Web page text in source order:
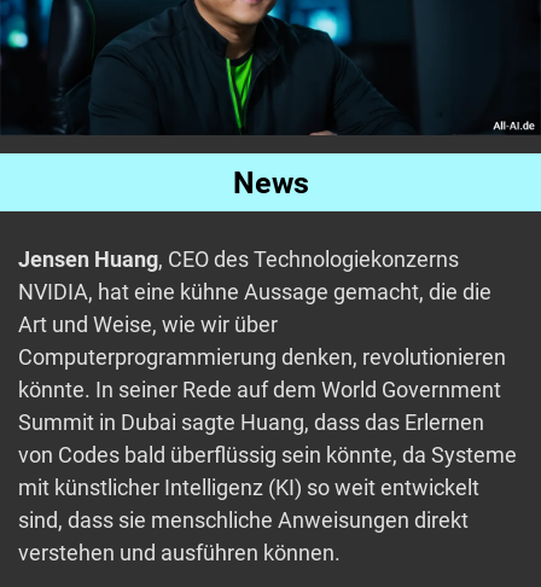
News
Jensen Huang, CEO des Technologiekonzerns
NVIDIA, hat eine kühne Aussage gemacht, die die
Art und Weise, wie wir über
Computerprogrammierung denken, revolutionieren
könnte. In seiner Rede auf dem World Government
Summit in Dubai sagte Huang, dass das Erlernen
von Codes bald überflüssig sein könnte, da Systeme
mit künstlicher Intelligenz (KI) so weit entwickelt
sind, dass sie menschliche Anweisungen direkt
verstehen und ausführen können.